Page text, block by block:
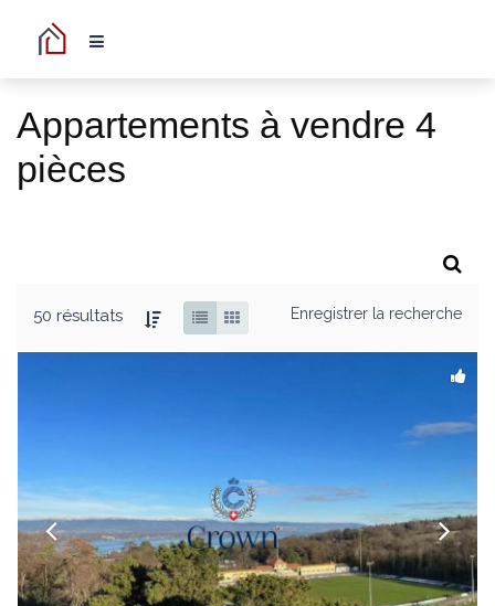
Appartements à vendre 4
pièces
50 résultats Enregistrer la recherche